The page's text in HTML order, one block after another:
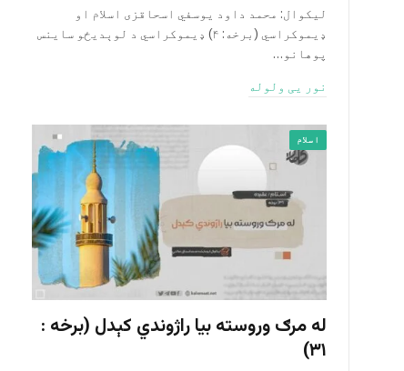
لیکوال: محمد داود یوسفي اسحاقزی اسلام او
ډیموکراسي (برخه: ۴) ډیموکراسي د لوېدیځو ساینس
پوهانو…
نور یی ولوله
اسلام
له مرګ وروسته بیا راژوندي کېدل (برخه :
۳۱)